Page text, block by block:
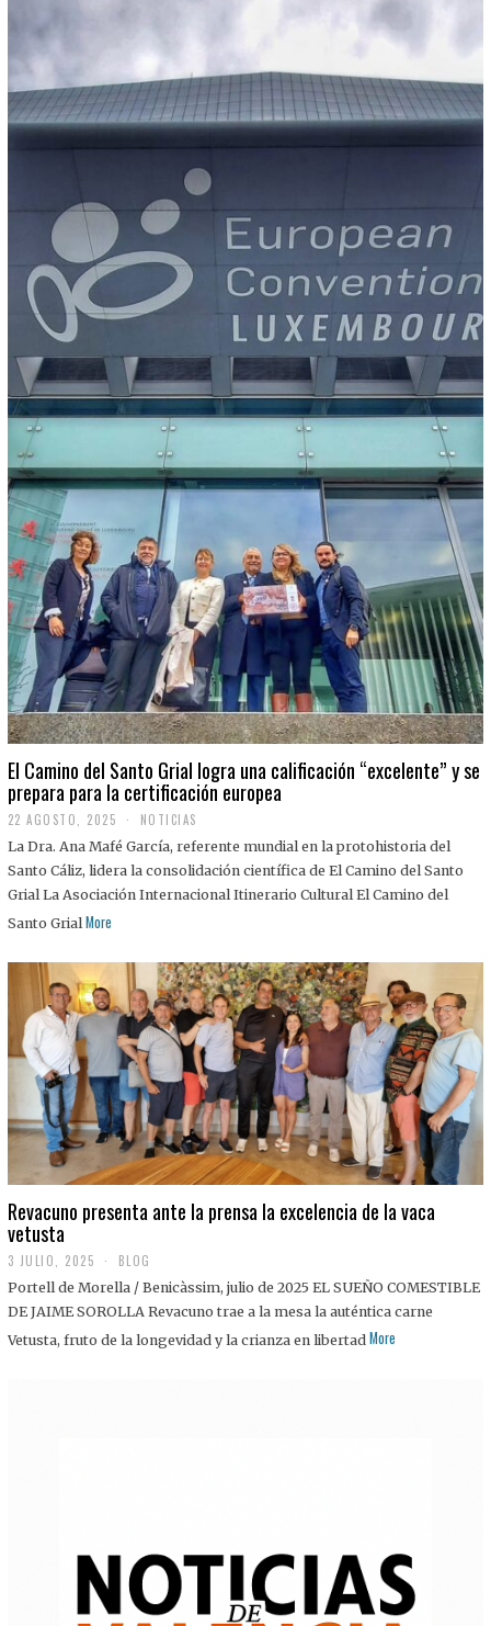
El Camino del Santo Grial logra una calificación “excelente” y se
prepara para la certificación europea
22 AGOSTO, 2025
2
A
G
O
S
2
5
NOTICIAS
La Dra. Ana Mafé García, referente mundial en la protohistoria del
Santo Cáliz, lidera la consolidación científica de El Camino del Santo
Grial La Asociación Internacional Itinerario Cultural El Camino del
Santo Grial More
Revacuno presenta ante la prensa la excelencia de la vaca
vetusta
3 JULIO, 2025
J
U
I
BLOG
Portell de Morella / Benicàssim, julio de 2025 EL SUEÑO COMESTIBLE
DE JAIME SOROLLA Revacuno trae a la mesa la auténtica carne
Vetusta, fruto de la longevidad y la crianza en libertad More